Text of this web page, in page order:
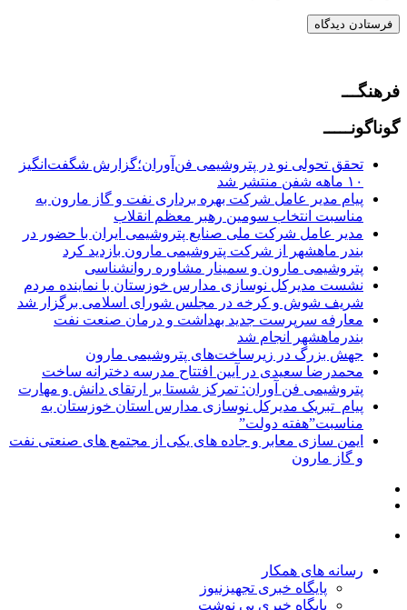
فرهنگـــ
گوناگونـــــ
تحقق تحولی نو در پتروشیمی فن‌آوران؛گزارش شگفت‌انگیز
۱۰ ماهه شفن منتشر شد
پیام مدیر عامل شرکت بهره برداری نفت و گاز مارون به
مناسبت انتخاب سومین رهبر معظم انقلاب
مدیر عامل شرکت ملی صنایع پتروشیمی ایران با حضور در
بندر ماهشهر از شرکت پتروشیمی مارون بازدید کرد
پتروشیمی مارون و سمینار مشاوره روانشناسی
نشست مدیرکل نوسازی مدارس خوزستان با نماینده مردم
شریف شوش و کرخه در مجلس شورای اسلامی برگزار شد
معارفه سرپرست جدید بهداشت و درمان صنعت نفت
بندرماهشهر انجام شد
جهش بزرگ در زیرساخت‌های پتروشیمی مارون
محمدرضا سعیدی در آیین افتتاح مدرسه دخترانه ساخت
پتروشیمی فن آوران: تمرکز شستا بر ارتقای دانش و مهارت
پیام تبریک مدیرکل نوسازی مدارس استان خوزستان به
مناسبت”هفته دولت”
ایمن سازی معابر و جاده های یکی از مجتمع های صنعتی نفت
و گاز مارون
رسانه های همکار
پایگاه خبری تجهیزنیوز
پایگاه خبری پی نوشت